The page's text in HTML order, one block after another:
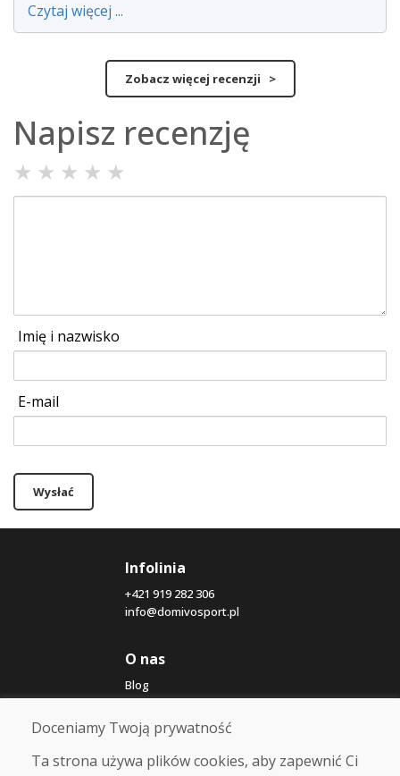
Czytaj więcej ...
Zobacz więcej recenzji >
Napisz recenzję
★ ★ ★ ★ ★
Imię i nazwisko
E-mail
Wysłać
Infolinia
+421 919 282 306
info@domivosport.pl
O nas
Blog
O nas
Sklep
Kontakt
Doceniamy Twoją prywatność
Ta strona używa plików cookies, aby zapewnić Ci